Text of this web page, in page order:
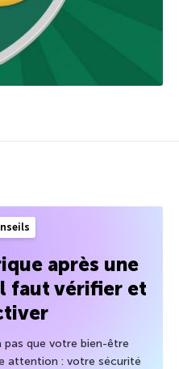
après une
faut vérifier et
pas que votre bien-être
attention : votre sécurité